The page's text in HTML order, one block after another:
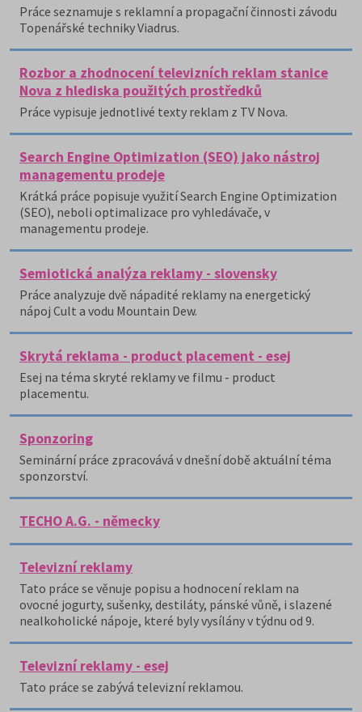
Práce seznamuje s reklamní a propagační činnosti závodu
Topenářské techniky Viadrus.
Rozbor a zhodnocení televizních reklam stanice
Nova z hlediska použitých prostředků
Práce vypisuje jednotlivé texty reklam z TV Nova.
Search Engine Optimization (SEO) jako nástroj
managementu prodeje
Krátká práce popisuje využití Search Engine Optimization
(SEO), neboli optimalizace pro vyhledávače, v
managementu prodeje.
Semiotická analýza reklamy - slovensky
Práce analyzuje dvě nápadité reklamy na energetický
nápoj Cult a vodu Mountain Dew.
Skrytá reklama - product placement - esej
Esej na téma skryté reklamy ve filmu - product
placementu.
Sponzoring
Seminární práce zpracovává v dnešní době aktuální téma
sponzorství.
TECHO A.G. - německy
Televizní reklamy
Tato práce se věnuje popisu a hodnocení reklam na
ovocné jogurty, sušenky, destiláty, pánské vůně, i slazené
nealkoholické nápoje, které byly vysílány v týdnu od 9.
Televizní reklamy - esej
Tato práce se zabývá televizní reklamou.